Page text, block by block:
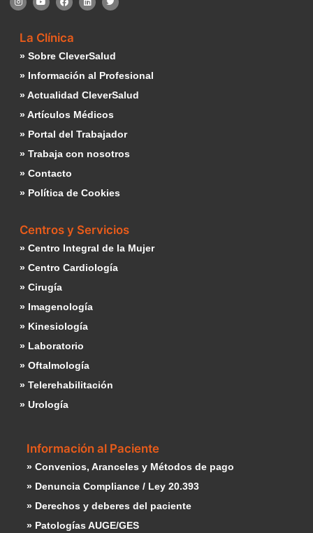
La Clínica
» Sobre CleverSalud
» Información al Profesional
» Actualidad CleverSalud
» Artículos Médicos
» Portal del Trabajador
» Trabaja con nosotros
» Contacto
» Política de Cookies
Centros y Servicios
» Centro Integral de la Mujer
» Centro Cardiología
» Cirugía
» Imagenología
» Kinesiología
» Laboratorio
» Oftalmología
» Telerehabilitación
» Urología
Información al Paciente
» Convenios, Aranceles y Métodos de pago
» Denuncia Compliance / Ley 20.393
» Derechos y deberes del paciente
» Patologías AUGE/GES